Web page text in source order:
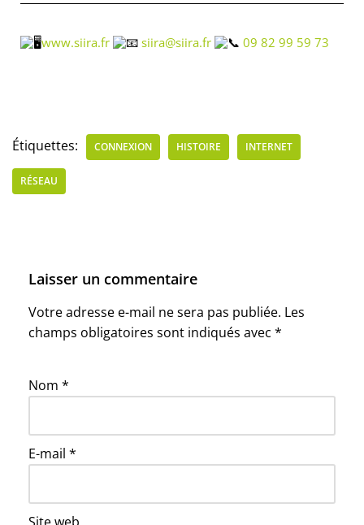
www.siira.fr siira@siira.fr 09 82 99 59 73
Étiquettes: CONNEXION HISTOIRE INTERNET
RÉSEAU
Laisser un commentaire
Votre adresse e-mail ne sera pas publiée. Les
champs obligatoires sont indiqués avec *
Nom *
E-mail *